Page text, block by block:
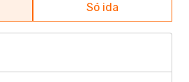
Só ida